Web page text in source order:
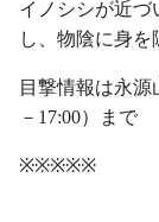
イノシシが近づ
し、物陰に身を
目撃情報は永源
－17:00）まで
※※※※※